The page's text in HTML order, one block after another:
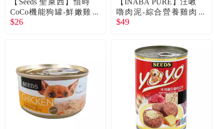
【Seeds 聖萊西】惜時
CoCo機能狗罐-鮮嫩雞
肉+起司+蔬菜80g
$26
【INABA PURE】汪啾
嚕肉泥-綜合營養雞肉
+起司14g*4入/包
$49